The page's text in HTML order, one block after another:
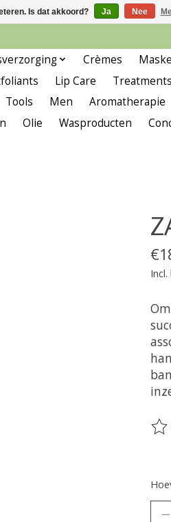
Crèmes
Lip Care Treatments
Tools Men Aromatherapie
Olie Wasproducten
Is dat akkoord? Ja Nee